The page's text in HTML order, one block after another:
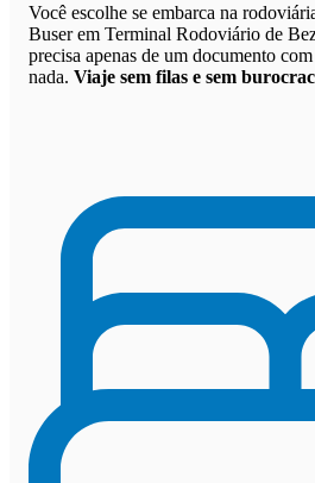
Você escolhe se embarca na
Buser em Terminal Rodoviário de
precisa apenas de um documento
nada. Viaje sem filas e sem